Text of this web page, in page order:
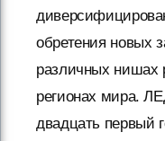
обретения новых
различных нишах
регионах мира.
двадцать первый